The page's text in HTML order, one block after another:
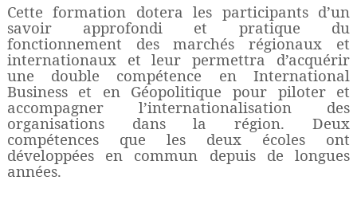
Cette formation dotera les participants d’un
savoir approfondi et pratique du
fonctionnement des marchés régionaux et
internationaux et leur permettra d’acquérir
une double compétence en International
Business et en Géopolitique pour piloter et
accompagner l’internationalisation des
organisations dans la région. Deux
compétences que les deux écoles ont
développées en commun depuis de longues
années.